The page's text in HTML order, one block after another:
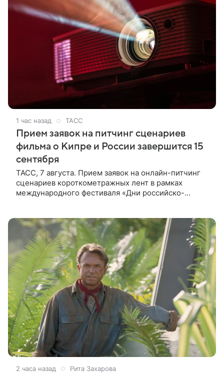
1 час назад ТАСС
Прием заявок на питчинг сценариев
фильма о Кипре и России завершится 15
сентября
ТАСС, 7 августа. Прием заявок на онлайн-питчинг
сценариев короткометражных лент в рамках
международного фестиваля «Дни российско-
2 часа назад Рита Захарова